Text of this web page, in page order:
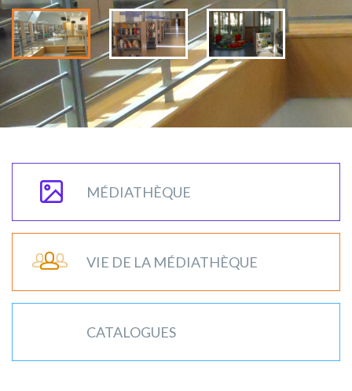
MÉDIATHÈQUE
VIE DE LA MÉDIATHÈQUE
CATALOGUES